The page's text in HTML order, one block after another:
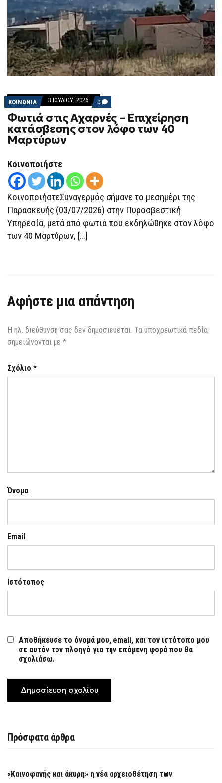
ΚΟΙΝΩΝΙΑ 3 ΙΟΥΛΊΟΥ, 2026 0 COMMENTS
ON
ΦΩΤΙΆ
ΣΤΙΣ
ΑΧΑΡΝΈΣ
ΤΩΝ
40
Φωτιά στις Αχαρνές – Επιχείρηση
κατάσβεσης στον λόφο των 40
Μαρτύρων
Κοινοποιήστε
ΚοινοποιήστεΣυναγερμός σήμανε το μεσημέρι της
Παρασκευής (03/07/2026) στην Πυροσβεστική
Υπηρεσία, μετά από φωτιά που εκδηλώθηκε στον λόφο
των 40 Μαρτύρων, […]
Αφήστε μια απάντηση
Η ηλ. διεύθυνση σας δεν δημοσιεύεται. Τα υποχρεωτικά πεδία
σημειώνονται με *
Σχόλιο *
Όνομα
Email
Ιστότοπος
Αποθήκευσε το όνομά μου, email, και τον ιστότοπο μου
σε αυτόν τον πλοηγό για την επόμενη φορά που θα
σχολιάσω.
Πρόσφατα άρθρα
«Καινοφανής και άκυρη» η νέα αρχειοθέτηση των